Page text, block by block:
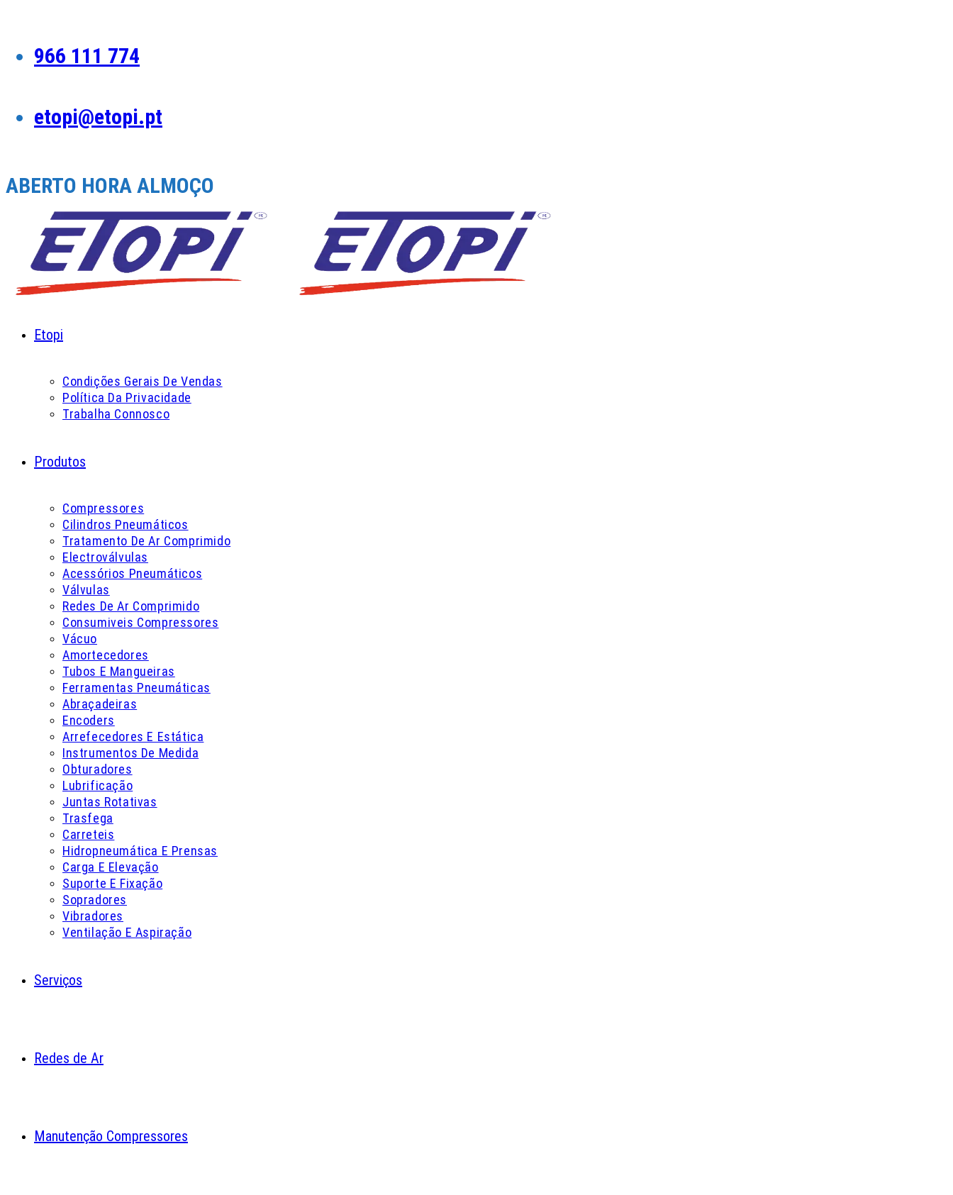
content966 111 774
etopi@etopi.pt
ABERTO HORA ALMOÇO
Etopi
Condições Gerais De Vendas
Política Da Privacidade
Trabalha Connosco
Produtos
Compressores
Cilindros Pneumáticos
Tratamento De Ar Comprimido
Electroválvulas
Acessórios Pneumáticos
Válvulas
Redes De Ar Comprimido
Consumiveis Compressores
Vácuo
Amortecedores
Tubos E Mangueiras
Ferramentas Pneumáticas
Abraçadeiras
Encoders
Arrefecedores E Estática
Instrumentos De Medida
Obturadores
Lubrificação
Juntas Rotativas
Trasfega
Carreteis
Hidropneumática E Prensas
Carga E Elevação
Suporte E Fixação
Sopradores
Vibradores
Ventilação E Aspiração
Serviços
Redes de Ar
Manutenção Compressores